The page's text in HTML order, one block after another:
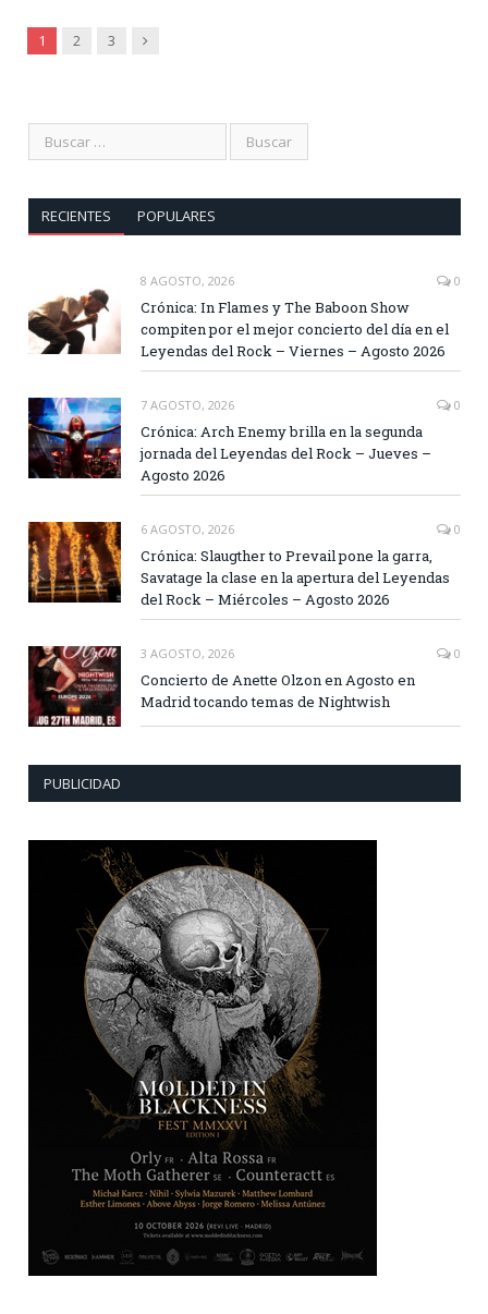
1 2 3 Siguiente
RECIENTES POPULARES
8 AGOSTO, 2026 0
Crónica: In Flames y The Baboon Show
compiten por el mejor concierto del día en el
Leyendas del Rock – Viernes – Agosto 2026
7 AGOSTO, 2026 0
Crónica: Arch Enemy brilla en la segunda
jornada del Leyendas del Rock – Jueves –
Agosto 2026
6 AGOSTO, 2026 0
Crónica: Slaugther to Prevail pone la garra,
Savatage la clase en la apertura del Leyendas
del Rock – Miércoles – Agosto 2026
3 AGOSTO, 2026 0
Concierto de Anette Olzon en Agosto en
Madrid tocando temas de Nightwish
PUBLICIDAD